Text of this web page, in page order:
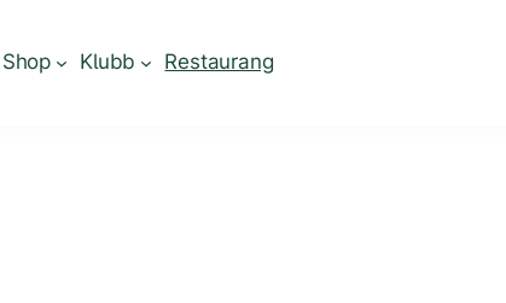
Shop Klubb Restaurang